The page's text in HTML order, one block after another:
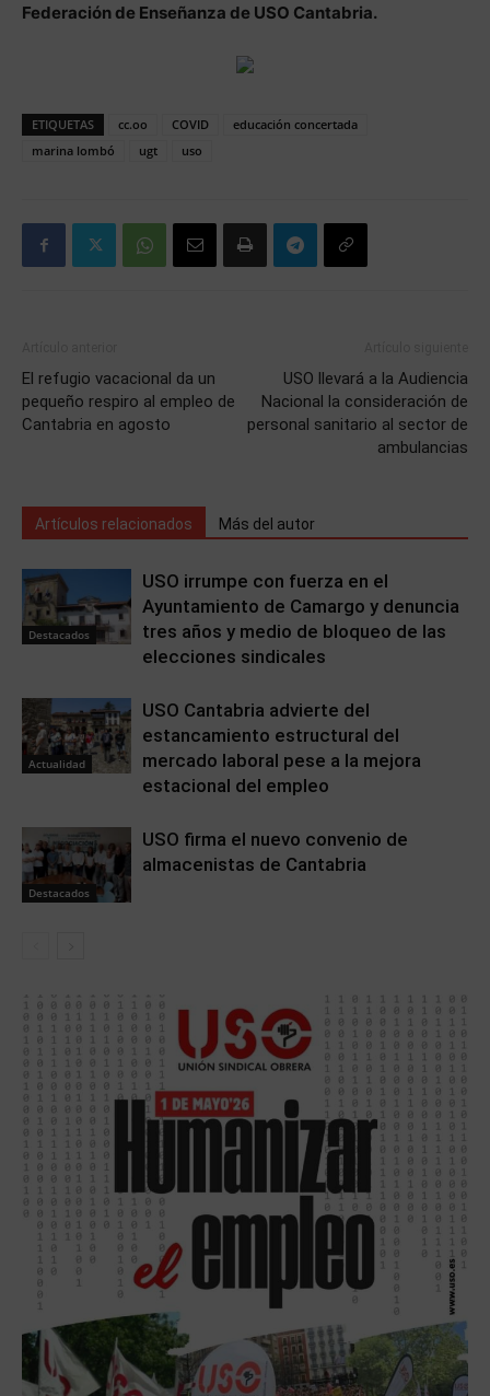
Federación de Enseñanza de USO Cantabria.
ETIQUETAS cc.oo COVID
educación concertada
marina lombó
ugt uso
El refugio vacacional da un
pequeño respiro al empleo de
Cantabria en agosto
USO llevará a la Audiencia
Nacional la consideración de
personal sanitario al sector de
ambulancias
Artículos relacionados Más del autor
Destacados
USO irrumpe con fuerza en el
Ayuntamiento de Camargo y denuncia
tres años y medio de bloqueo de las
elecciones sindicales
Actualidad
USO Cantabria advierte del
estancamiento estructural del
mercado laboral pese a la mejora
estacional del empleo
Destacados
USO firma el nuevo convenio de
almacenistas de Cantabria